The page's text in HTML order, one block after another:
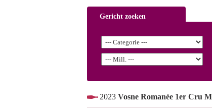
Gericht zoeken
2023 Vosne Romanée 1er Cru